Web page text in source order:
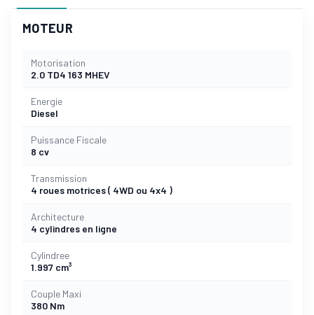
MOTEUR
Motorisation
2.0 TD4 163 MHEV
Energie
Diesel
Puissance Fiscale
8 cv
Transmission
4 roues motrices ( 4WD ou 4x4 )
Architecture
4 cylindres en ligne
Cylindree
1.997 cm³
Couple Maxi
380 Nm